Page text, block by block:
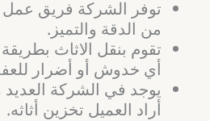
توفر الشركة فريق
من الدقة والتميز.
تقوم بنقل الاثاث
أي خدوش أو أضرار
يوجد في الشركة
أراد العميل تخزين أثاثه.